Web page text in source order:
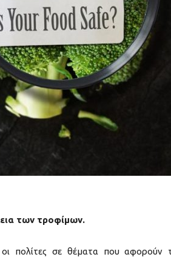
των τροφίμων.
οι πολίτες σε θέματα που αφορούν